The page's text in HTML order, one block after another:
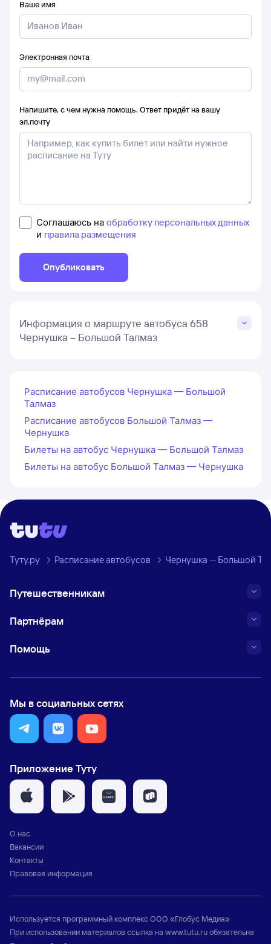
Ваше имя
Электронная почта
Напишите, с чем нужна помощь. Ответ придёт на вашу
эл.почту
Соглашаюсь на обработку персональных данных
и правила размещения
Опубликовать
Информация о маршруте автобуса 658
Чернушка – Большой Талмаз
Расписание автобусов Чернушка — Большой
Талмаз
Расписание автобусов Большой Талмаз —
Чернушка
Билеты на автобус Чернушка — Большой Талмаз
Билеты на автобус Большой Талмаз — Чернушка
Туту.ру Расписание автобусов Чернушка — Большой
Путешественникам
Партнёрам
Помощь
Мы в социальных сетях
Приложение Туту
О нас
Вакансии
Контакты
Правовая информация
Используется программный комплексООО «Глобус Медиа»
При использовании материалов ссылка на www.tutu.ruобязательна